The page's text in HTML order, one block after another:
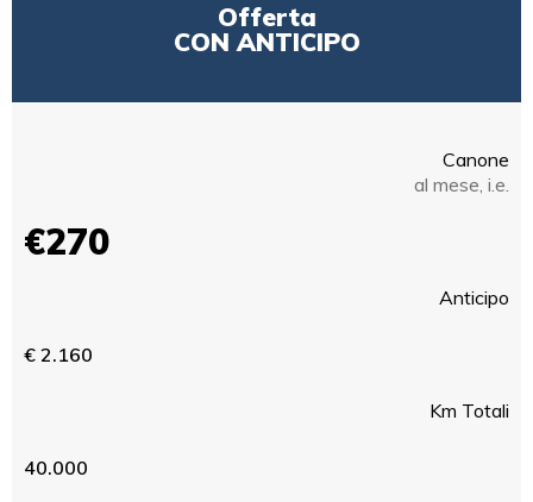
Offerta
CON ANTICIPO
Canone
al mese, i.e.
€270
Anticipo
€ 2.160
Km Totali
40.000